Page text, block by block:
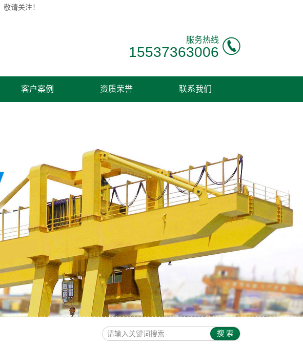
请关注！
服务热线
15537363006
客户案例 资质荣誉 联系我们